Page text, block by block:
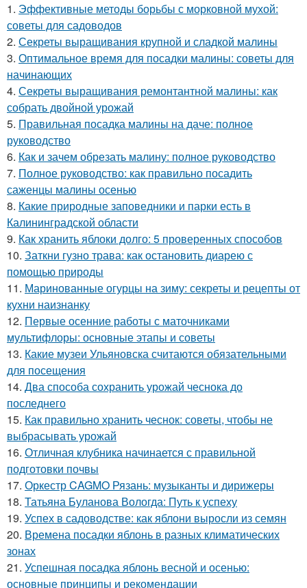
1. Эффективные методы борьбы с морковной мухой:
советы для садоводов
2. Секреты выращивания крупной и сладкой малины
3. Оптимальное время для посадки малины: советы для
начинающих
4. Секреты выращивания ремонтантной малины: как
собрать двойной урожай
5. Правильная посадка малины на даче: полное
руководство
6. Как и зачем обрезать малину: полное руководство
7. Полное руководство: как правильно посадить
саженцы малины осенью
8. Какие природные заповедники и парки есть в
Калининградской области
9. Как хранить яблоки долго: 5 проверенных способов
10. Заткни гузно трава: как остановить диарею с
помощью природы
11. Маринованные огурцы на зиму: секреты и рецепты от
кухни наизнанку
12. Первые осенние работы с маточниками
мультифлоры: основные этапы и советы
13. Какие музеи Ульяновска считаются обязательными
для посещения
14. Два способа сохранить урожай чеснока до
последнего
15. Как правильно хранить чеснок: советы, чтобы не
выбрасывать урожай
16. Отличная клубника начинается с правильной
подготовки почвы
17. Оркестр CAGMO Рязань: музыканты и дирижеры
18. Татьяна Буланова Вологда: Путь к успеху
19. Успех в садоводстве: как яблони выросли из семян
20. Времена посадки яблонь в разных климатических
зонах
21. Успешная посадка яблонь весной и осенью:
основные принципы и рекомендации